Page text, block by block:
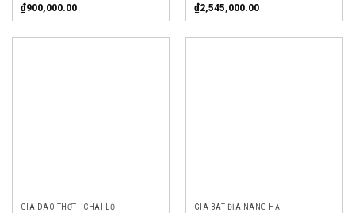
₫900,000.00
₫2,545,000.00
GIÁ DAO THỚT - CHAI LỌ GIÁ BÁT ĐĨA NÂNG HẠ